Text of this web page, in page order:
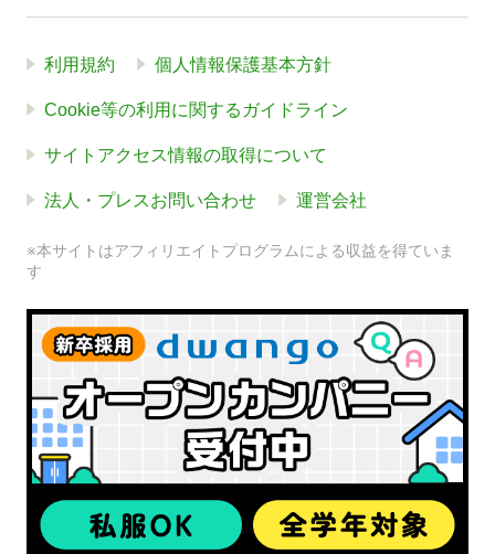
利用規約 個人情報保護基本方針
Cookie等の利用に関するガイドライン
サイトアクセス情報の取得について
法人・プレスお問い合わせ 運営会社
※本サイトはアフィリエイトプログラムによる収益を得ていま
す